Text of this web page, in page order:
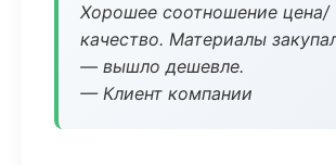
Хорошее соотношение цена/
качество. Материалы
— вышло дешевле.
— Клиент компании